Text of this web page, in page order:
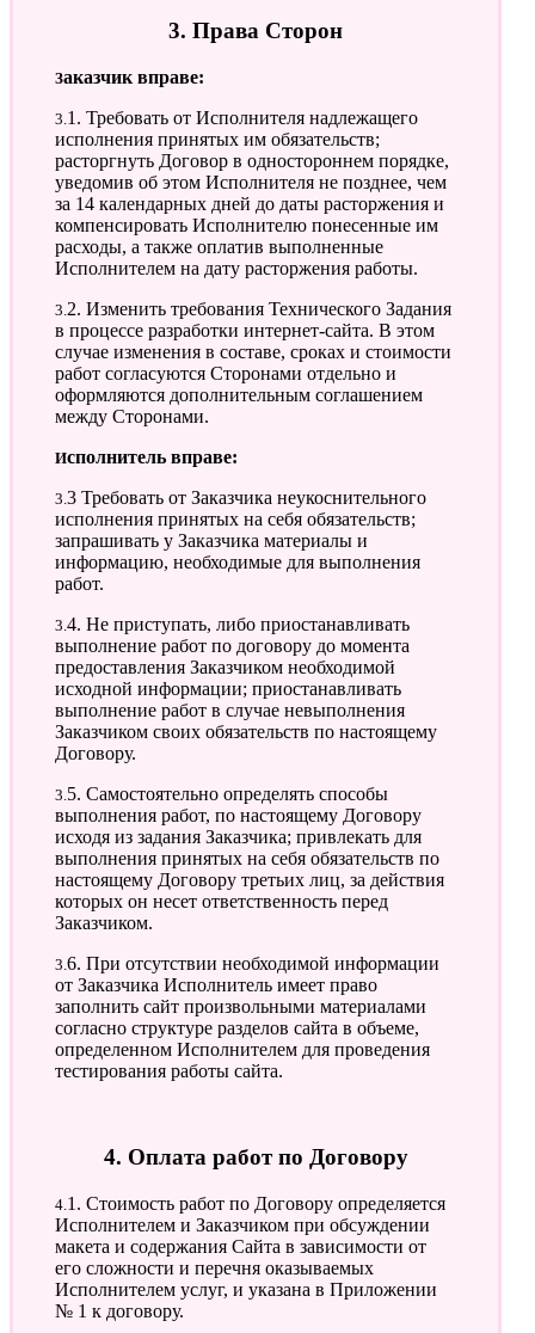
3. Права Сторон
Заказчик вправе:
3.1. Требовать от Исполнителя надлежащего
исполнения принятых им обязательств;
расторгнуть Договор в одностороннем порядке,
уведомив об этом Исполнителя не позднее, чем
за 14 календарных дней до даты расторжения и
компенсировать Исполнителю понесенные им
расходы, а также оплатив выполненные
Исполнителем на дату расторжения работы.
3.2. Изменить требования Технического Задания
в процессе разработки интернет-сайта. В этом
случае изменения в составе, сроках и стоимости
работ согласуются Сторонами отдельно и
оформляются дополнительным соглашением
между Сторонами.
Исполнитель вправе:
3.3 Требовать от Заказчика неукоснительного
исполнения принятых на себя обязательств;
запрашивать у Заказчика материалы и
информацию, необходимые для выполнения
работ.
3.4. Не приступать, либо приостанавливать
выполнение работ по договору до момента
предоставления Заказчиком необходимой
исходной информации; приостанавливать
выполнение работ в случае невыполнения
Заказчиком своих обязательств по настоящему
Договору.
3.5. Самостоятельно определять способы
выполнения работ, по настоящему Договору
исходя из задания Заказчика; привлекать для
выполнения принятых на себя обязательств по
настоящему Договору третьих лиц, за действия
которых он несет ответственность перед
Заказчиком.
3.6. При отсутствии необходимой информации
от Заказчика Исполнитель имеет право
заполнить сайт произвольными материалами
согласно структуре разделов сайта в объеме,
определенном Исполнителем для проведения
тестирования работы сайта.
4. Оплата работ по Договору
4.1. Стоимость работ по Договору определяется
Исполнителем и Заказчиком при обсуждении
макета и содержания Сайта в зависимости от
его сложности и перечня оказываемых
Исполнителем услуг, и указана в Приложении
№ 1 к договору.